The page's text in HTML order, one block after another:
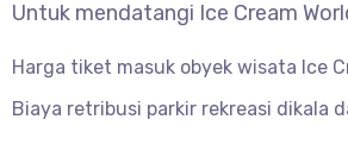
Untuk mendatangi Ice Cream
Harga tiket masuk obyek wisata Ice
Biaya retribusi parkir rekreasi dikala